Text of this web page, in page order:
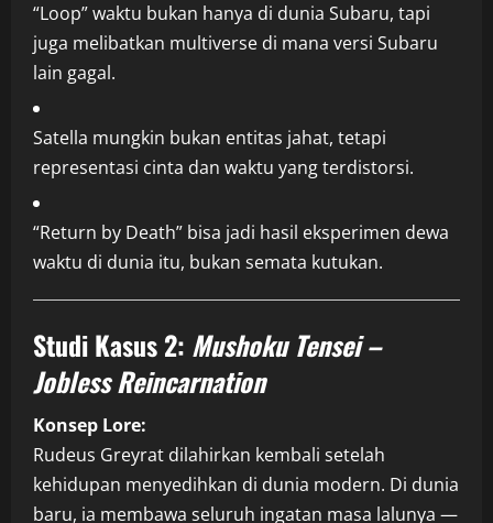
“Loop” waktu bukan hanya di dunia Subaru, tapi
juga melibatkan multiverse di mana versi Subaru
lain gagal.
Satella mungkin bukan entitas jahat, tetapi
representasi cinta dan waktu yang terdistorsi.
“Return by Death” bisa jadi hasil eksperimen dewa
waktu di dunia itu, bukan semata kutukan.
Studi Kasus 2: Mushoku Tensei –
Jobless Reincarnation
Konsep Lore:
Rudeus Greyrat dilahirkan kembali setelah
kehidupan menyedihkan di dunia modern. Di dunia
baru, ia membawa seluruh ingatan masa lalunya —